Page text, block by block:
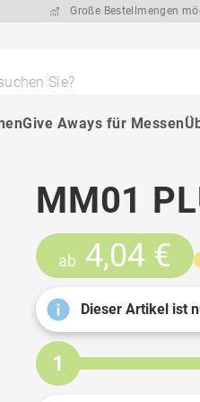
Große Bestellmengen
Sie?
Give Aways für Messen
MM01
ab 4,04 €
Dieser Artikel ist
1